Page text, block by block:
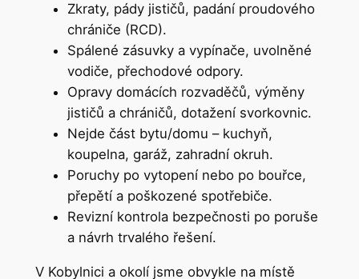
Zkraty, pády jističů, padání proudového
chrániče (RCD).
Spálené zásuvky a vypínače, uvolněné
vodiče, přechodové odpory.
Opravy domácích rozvaděčů, výměny
jističů a chráničů, dotažení svorkovnic.
Nejde část bytu/domu – kuchyň,
koupelna, garáž, zahradní okruh.
Poruchy po vytopení nebo po bouřce,
přepětí a poškozené spotřebiče.
Revizní kontrola bezpečnosti po poruše
a návrh trvalého řešení.
V Kobylnici a okolí jsme obvykle na místě